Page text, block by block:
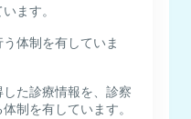
ます。
体制を有していま
た診療情報を、診察
制を有しています。